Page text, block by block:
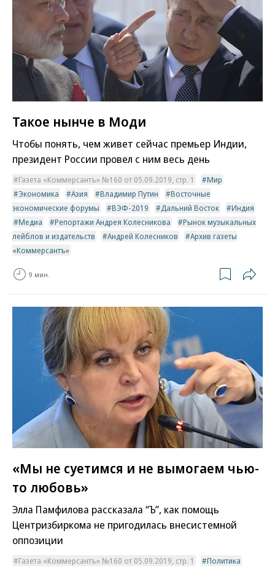
Такое нынче в Моди
Чтобы понять, чем живет сейчас премьер Индии,
президент России провел с ним весь день
Газета «Коммерсантъ» №160 от 05.09.2019, стр. 1
Мир
Экономика
Азия Владимир Путин
Восточные
экономические форумы
ВЭФ-2019 Дальний Восток
Индия
Медиа
Репортажи Андрея Колесникова
Рынок музыкальных
лейблов и издательств
Андрей Колесников
Архив газеты
«Коммерсантъ»
9 мин.
«Мы не суетимся и не вымогаем чью-
то любовь»
Элла Памфилова рассказала “Ъ”, как помощь
Центризбиркома не пригодилась внесистемной
оппозиции
Газета «Коммерсантъ» №160 от 05.09.2019, стр. 1
Политика